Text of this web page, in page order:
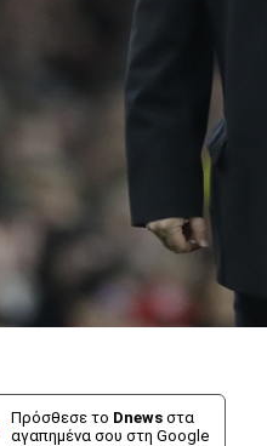
Πρόσθεσε το Dnews στα
αγαπημένα σου στη Google